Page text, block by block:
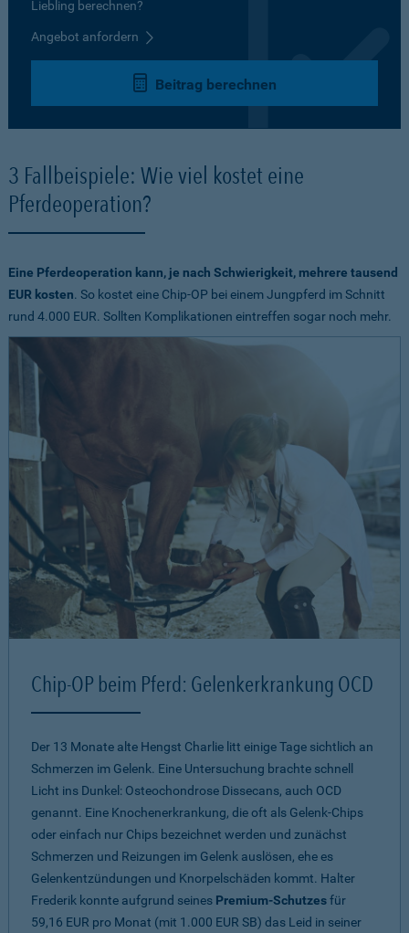
Liebling berechnen?
Angebot anfordern
Beitrag berechnen
3 Fallbeispiele: Wie viel kostet eine
Pferdeoperation?
Eine Pferdeoperation kann, je nach Schwierigkeit, mehrere tausend
EUR kosten. So kostet eine Chip-OP bei einem Jungpferd im Schnitt
rund 4.000 EUR. Sollten Komplikationen eintreffen sogar noch mehr.
Chip-OP beim Pferd: Gelenkerkrankung OCD
Der 13 Monate alte Hengst Charlie litt einige Tage sichtlich an
Schmerzen im Gelenk. Eine Untersuchung brachte schnell
Licht ins Dunkel: Osteochondrose Dissecans, auch OCD
genannt. Eine Knochenerkrankung, die oft als Gelenk-Chips
oder einfach nur Chips bezeichnet werden und zunächst
Schmerzen und Reizungen im Gelenk auslösen, ehe es
Gelenkentzündungen und Knorpelschäden kommt. Halter
Frederik konnte aufgrund seines Premium-Schutzesfür
59,16 EUR pro Monat (mit 1.000 EUR SB) das Leid in seiner